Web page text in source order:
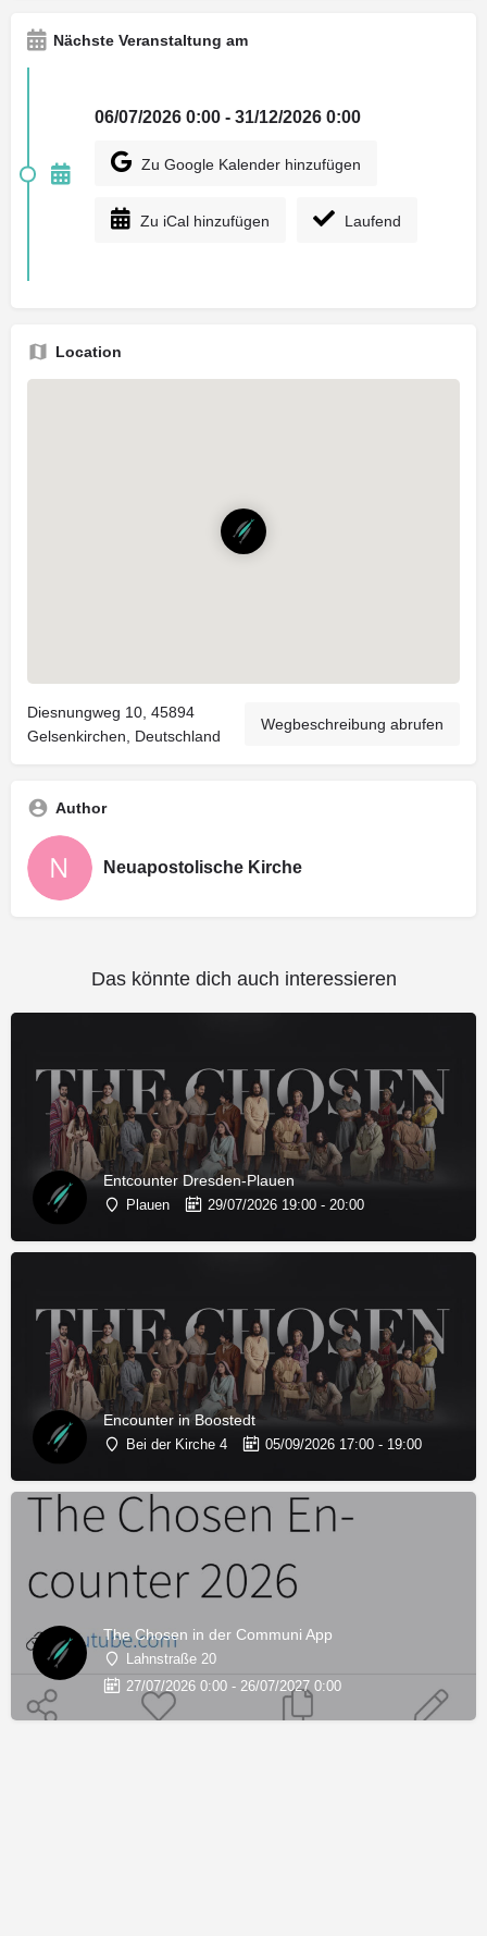
Nächste Veranstaltung am
06/07/2026 0:00 - 31/12/2026 0:00
Zu Google Kalender hinzufügen
Zu iCal hinzufügen Laufend
Location
Diesnungweg 10, 45894
Gelsenkirchen, Deutschland
Wegbeschreibung abrufen
Author
Neuapostolische Kirche
Das könnte dich auch interessieren
Entcounter Dresden-Plauen
Plauen 29/07/2026 19:00 - 20:00
Encounter in Boostedt
Bei der Kirche 4 05/09/2026 17:00 - 19:00
The Chosen in der Communi App
Lahnstraße 20
27/07/2026 0:00 - 26/07/2027 0:00